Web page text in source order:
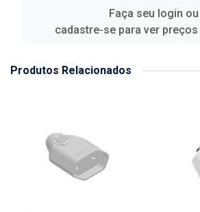
Faça seu login ou
cadastre-se para ver
Produtos Relacionados